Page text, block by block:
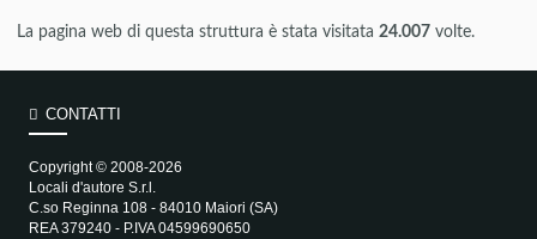
La pagina web di questa struttura è stata visitata 24.007 volte.
CONTATTI
Copyright © 2008-2026
Locali d'autore S.r.l.
C.so Reginna 108 - 84010 Maiori (SA)
REA 379240 - P.IVA 04599690650